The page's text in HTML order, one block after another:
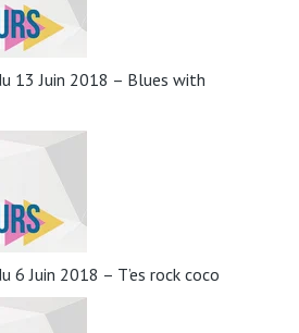
13 Juin 2018 – Blues with
6 Juin 2018 – T’es rock coco